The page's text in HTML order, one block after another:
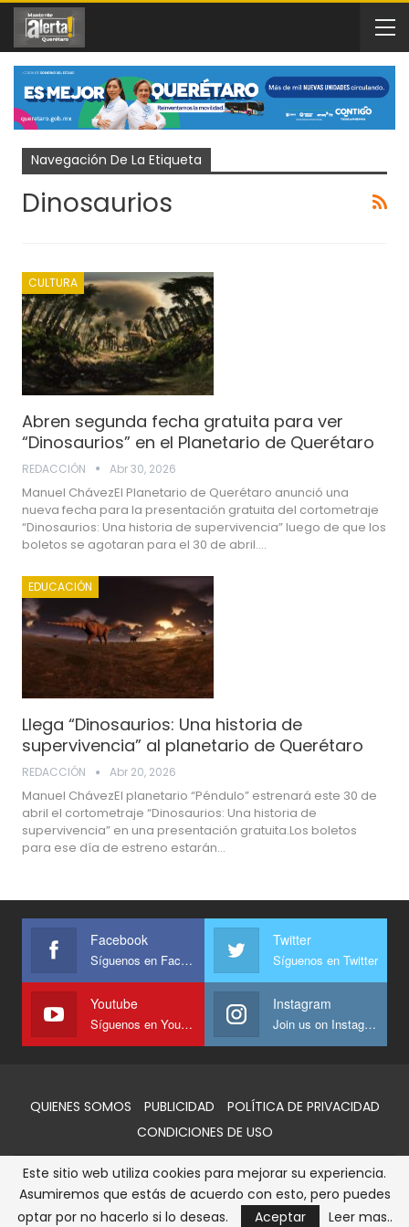
Navegación De La Etiqueta
Dinosaurios
CULTURA
Abren segunda fecha gratuita para ver
“Dinosaurios” en el Planetario de Querétaro
REDACCIÓN Abr 30, 2026
Manuel ChávezEl Planetario de Querétaro anunció una
nueva fecha para la presentación gratuita del cortometraje
“Dinosaurios: Una historia de supervivencia” luego de que los
boletos se agotaran para el 30 de abril.…
EDUCACIÓN
Llega “Dinosaurios: Una historia de
supervivencia” al planetario de Querétaro
REDACCIÓN Abr 20, 2026
Manuel ChávezEl planetario “Péndulo” estrenará este 30 de
abril el cortometraje “Dinosaurios: Una historia de
supervivencia” en una presentación gratuita.Los boletos
para ese día de estreno estarán…
Facebook
Síguenos en Facebook
Twitter
Síguenos en Twitter
Youtube
Síguenos en Youtube
Instagram
Join us on Instagram
QUIENES SOMOS PUBLICIDAD
POLÍTICA DE PRIVACIDAD
CONDICIONES DE USO
© 2026 - AlertaQro. Todos los derechos reservados
Sitio web desarrollado y administrado por:GPO SOCMX
Este sitio web utiliza cookies para mejorar su experiencia.
Asumiremos que estás de acuerdo con esto, pero puedes
optar por no hacerlo si lo deseas.
Aceptar Leer mas..